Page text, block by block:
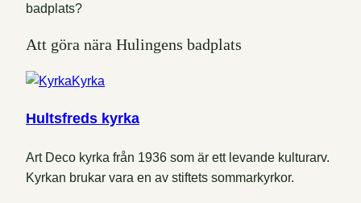
badplats?
Att göra nära Hulingens badplats
Kyrka
Hultsfreds kyrka
Art Deco kyrka från 1936 som är ett levande kulturarv.
Kyrkan brukar vara en av stiftets sommarkyrkor.